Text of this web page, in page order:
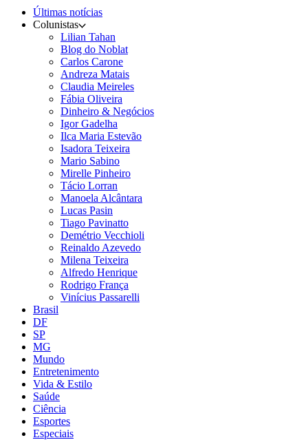
Últimas notícias
Colunistas
Lilian Tahan
Blog do Noblat
Carlos Carone
Andreza Matais
Claudia Meireles
Fábia Oliveira
Dinheiro & Negócios
Igor Gadelha
Ilca Maria Estevão
Isadora Teixeira
Mario Sabino
Mirelle Pinheiro
Tácio Lorran
Manoela Alcântara
Lucas Pasin
Tiago Pavinatto
Demétrio Vecchioli
Reinaldo Azevedo
Milena Teixeira
Alfredo Henrique
Rodrigo França
Vinícius Passarelli
Brasil
DF
SP
MG
Mundo
Entretenimento
Vida & Estilo
Saúde
Ciência
Esportes
Especiais